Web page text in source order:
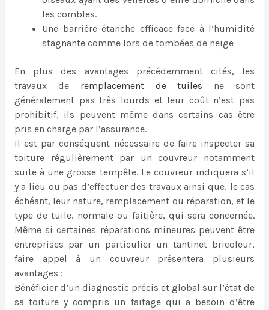
les combles.
Une barrière étanche efficace face à l’humidité
stagnante comme lors de tombées de neige
En plus des avantages précédemment cités, les
travaux de
remplacement de tuiles
ne sont
généralement pas très lourds et leur coût n’est pas
prohibitif, ils peuvent même dans certains cas être
pris en charge par l’assurance.
Il est par conséquent nécessaire de faire inspecter sa
toiture régulièrement par un couvreur notamment
suite à une grosse tempête. Le couvreur indiquera s’il
y a lieu ou pas d’effectuer des travaux ainsi que, le cas
échéant, leur nature, remplacement ou réparation, et le
type de tuile, normale ou faitière, qui sera concernée.
Même si certaines réparations mineures peuvent être
entreprises par un particulier un tantinet bricoleur,
faire appel à un couvreur présentera plusieurs
avantages :
Bénéficier d’un diagnostic précis et global sur l’état de
sa toiture y compris un faitage qui a besoin d’être